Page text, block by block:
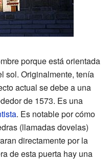
porque está orientada
sol. Originalmente, tenía
actual se debe a una
de 1573. Es una
. Es notable por cómo
(llamadas dovelas)
directamente por la
de esta puerta hay una